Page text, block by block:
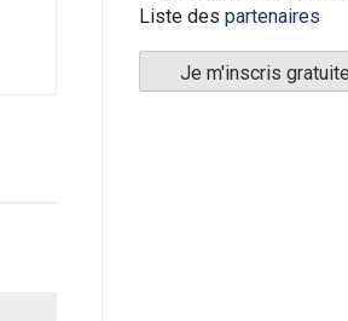
Liste des partenaires